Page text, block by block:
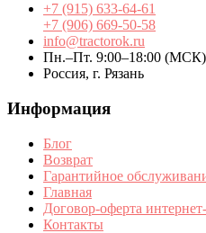
+7 (915) 633-64-61
+7 (906) 669-50-58
info@tractorok.ru
Пн.–Пт. 9:00–18:00 (МСК)
Россия, г. Рязань
Информация
Блог
Возврат
Гарантийное
Главная
Договор-оферта
Контакты